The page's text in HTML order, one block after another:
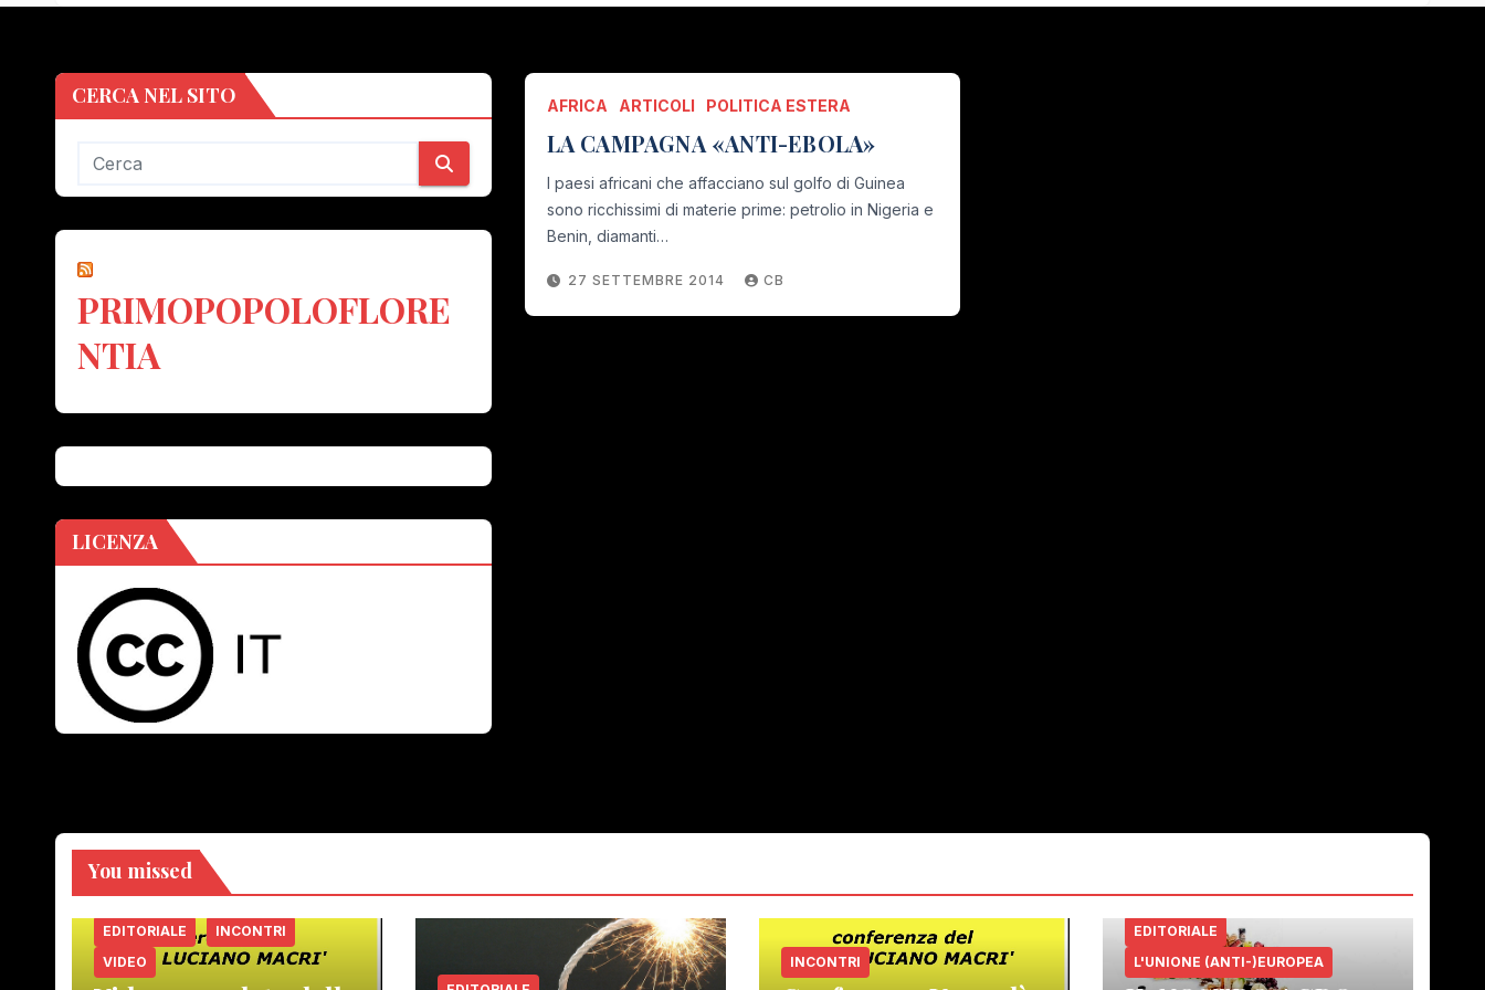
CERCA NEL SITO
PRIMOPOPOLOFLORE
NTIA
LICENZA
AFRICA ARTICOLI POLITICA ESTERA
LA CAMPAGNA «ANTI-EBOLA»
I paesi africani che affacciano sul golfo di Guinea
sono ricchissimi di materie prime: petrolio in Nigeria e
Benin, diamanti…
27 SETTEMBRE 2014 CB
You missed
EDITORIALE
INCONTRI
VIDEO
INCONTRI
EDITORIALE
L'UNIONE (ANTI-)EUROPEA